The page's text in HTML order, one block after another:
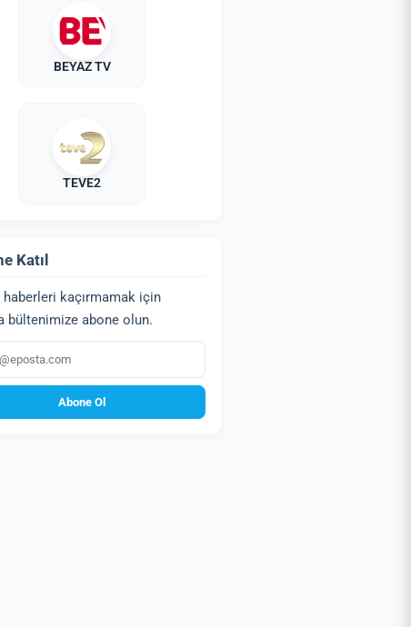
BEYAZ TV
TEVE2
Katıl
haberleri kaçırmamak için
bültenimize abone olun.
Abone Ol